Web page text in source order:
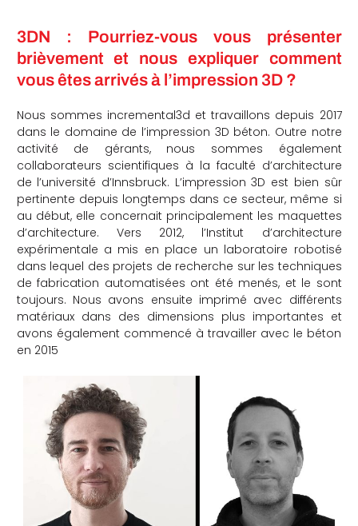
3DN : Pourriez-vous vous présenter
brièvement et nous expliquer comment
vous êtes arrivés à l’impression 3D ?
Nous sommes incremental3d et travaillons depuis 2017
dans le domaine de l’impression 3D béton. Outre notre
activité de gérants, nous sommes également
collaborateurs scientifiques à la faculté d’architecture
de l’université d’Innsbruck. L’impression 3D est bien sûr
pertinente depuis longtemps dans ce secteur, même si
au début, elle concernait principalement les maquettes
d’architecture. Vers 2012, l’Institut d’architecture
expérimentale a mis en place un laboratoire robotisé
dans lequel des projets de recherche sur les techniques
de fabrication automatisées ont été menés, et le sont
toujours. Nous avons ensuite imprimé avec différents
matériaux dans des dimensions plus importantes et
avons également commencé à travailler avec le béton
en 2015